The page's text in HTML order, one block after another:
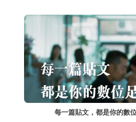
每一篇貼文，都是你的數